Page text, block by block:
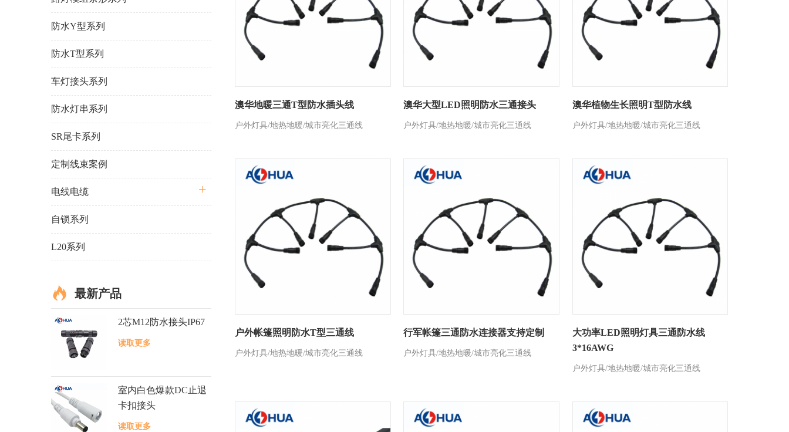
澳华地暖三通T型防水插头线
户外灯具/地热地暖/城市亮化三通线
澳华大型LED照明防水三通接头
户外灯具/地热地暖/城市亮化三通线
澳华植物生长照明T型防水线
户外灯具/地热地暖/城市亮化三通线
户外帐篷照明防水T型三通线
户外灯具/地热地暖/城市亮化三通线
行军帐篷三通防水连接器支持定制
户外灯具/地热地暖/城市亮化三通线
大功率LED照明灯具三通防水线
3*16AWG
户外灯具/地热地暖/城市亮化三通线
防水Y型系列
防水T型系列
车灯接头系列
防水灯串系列
SR尾卡系列
定制线束案例
电线电缆
自锁系列
L20系列
最新产品
2芯M12防水接头IP67
读取更多
室内白色爆款DC止退
卡扣接头
读取更多